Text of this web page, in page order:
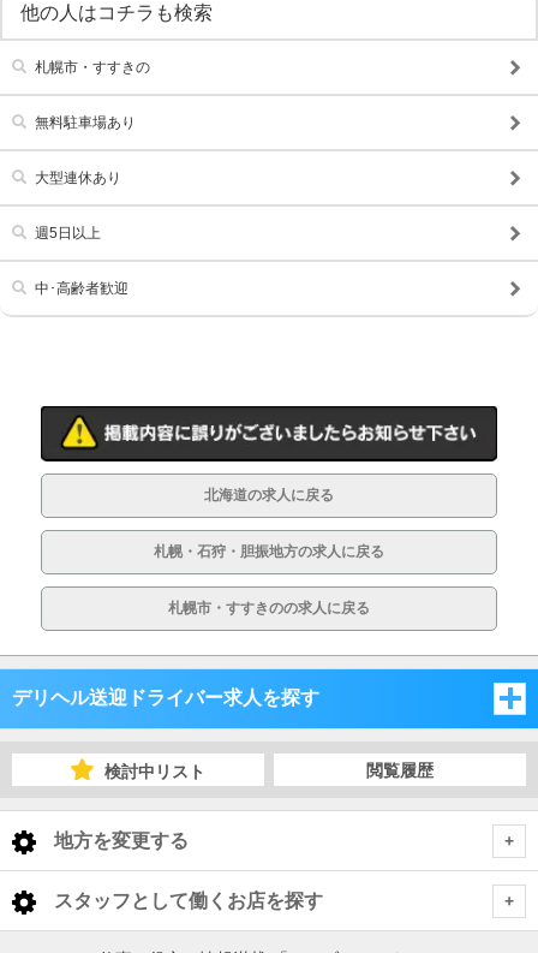
オフィス内分煙・禁煙
即日採用合否通達可
他の人はコチラも検索
札幌市・すすきの
無料駐車場あり
大型連休あり
週5日以上
中･高齢者歓迎
北海道の求人に戻る
札幌・石狩・胆振地方の求人に戻る
札幌市・すすきのの求人に戻る
デリヘル送迎ドライバー求人を探す
北海道
検討中リスト 閲覧履歴
地方を変更する
< 全国トップ
スタッフとして働くお店を探す